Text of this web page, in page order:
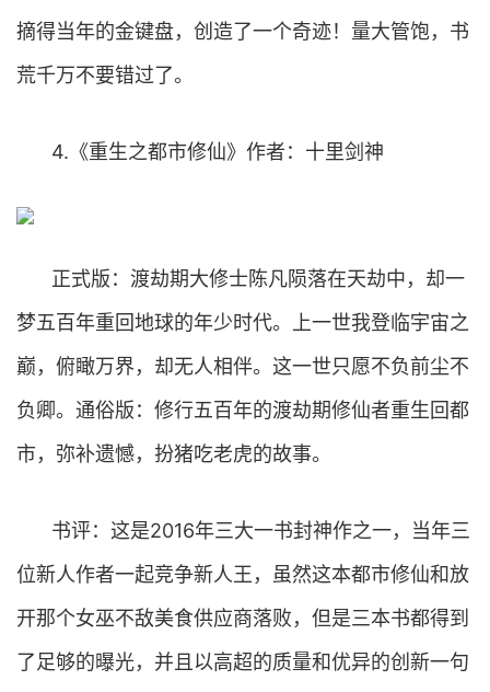
摘得当年的金键盘，创造了一个奇迹！量大管饱，书
荒千万不要错过了。
4.《重生之都市修仙》作者：十里剑神
正式版：渡劫期大修士陈凡陨落在天劫中，却一
梦五百年重回地球的年少时代。上一世我登临宇宙之
巅，俯瞰万界，却无人相伴。这一世只愿不负前尘不
负卿。通俗版：修行五百年的渡劫期修仙者重生回都
市，弥补遗憾，扮猪吃老虎的故事。
书评：这是2016年三大一书封神作之一，当年三
位新人作者一起竞争新人王，虽然这本都市修仙和放
开那个女巫不敌美食供应商落败，但是三本书都得到
了足够的曝光，并且以高超的质量和优异的创新一句